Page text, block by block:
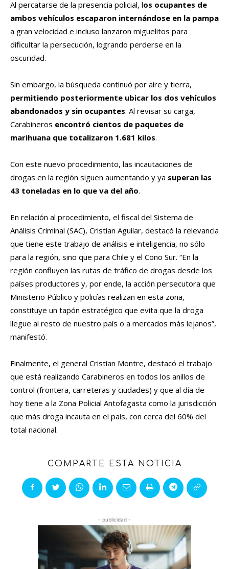
Al percatarse de la presencia policial, los ocupantes de
ambos vehículos escaparon internándose en la pampa
a gran velocidad e incluso lanzaron miguelitos para
dificultar la persecución, logrando perderse en la
oscuridad.
Sin embargo, la búsqueda continuó por aire y tierra,
permitiendo posteriormente ubicar los dos vehículos
abandonados y sin ocupantes. Al revisar su carga,
Carabineros encontró cientos de paquetes de
marihuana que totalizaron 1.681 kilos.
Con este nuevo procedimiento, las incautaciones de
drogas en la región siguen aumentando y ya superan las
43 toneladas en lo que va del año.
En relación al procedimiento, el fiscal del Sistema de
Análisis Criminal (SAC), Cristian Aguilar, destacó la relevancia
que tiene este trabajo de análisis e inteligencia, no sólo
para la región, sino que para Chile y el Cono Sur. “En la
región confluyen las rutas de tráfico de drogas desde los
países productores y, por ende, la acción persecutora que
Ministerio Público y policías realizan en esta zona,
constituye un tapón estratégico que evita que la droga
llegue al resto de nuestro país o a mercados más lejanos”,
manifestó.
Finalmente, el general Cristian Montre, destacó el trabajo
que está realizando Carabineros en todos los anillos de
control (frontera, carreteras y ciudades) y que al día de
hoy tiene a la Zona Policial Antofagasta como la jurisdicción
que más droga incauta en el país, con cerca del 60% del
total nacional.
COMPARTE ESTA NOTICIA
- publicidad -